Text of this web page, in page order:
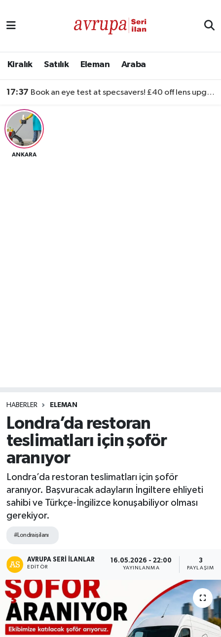
Kiralık Satılık Eleman Araba
17:37 Book an eye test at specsavers! £40 off lens upgrades
ANKARA
HABERLER ELEMAN
Londra’da restoran
teslimatları için şoför
aranıyor
Londra’da restoran teslimatları için şoför
aranıyor. Başvuracak adayların İngiltere ehliyeti
sahibi ve Türkçe-İngilizce konuşabiliyor olması
gerekiyor.
#Londraişilanı
AVRUPA SERİ İLANLAR
EDITÖR
16.05.2026 - 22:00
YAYINLANMA
3
PAYLAŞIM
Satılık
Eleman
Araba